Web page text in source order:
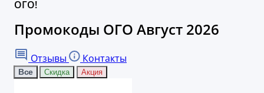
ОГО!
Промокоды ОГО Август 2026
Отзывы Контакты
Все Скидка Акция